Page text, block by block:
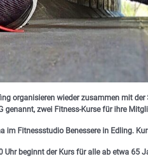
organisieren wieder zusammen mit
genannt, zwei Fitness-Kurse für ihre
im Fitnessstudio Benessere in Edling.
beginnt der Kurs für alle ab etwa 65